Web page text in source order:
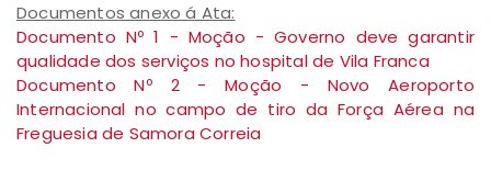
Documentos anexo á Ata:
Documento Nº 1 - Moção - Governo deve garantir
qualidade dos serviços no hospital de Vila Franca
Documento Nº 2 - Moção - Novo Aeroporto
Internacional no campo de tiro da Força Aérea na
Freguesia de Samora Correia